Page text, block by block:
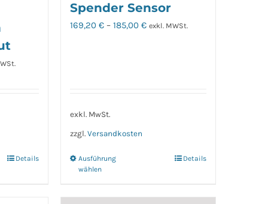
Details
Spender Sensor
169,20 €– 185,00 € exkl. MWSt.
exkl. MwSt.
zzgl. Versandkosten
Ausführung
wählen
Details